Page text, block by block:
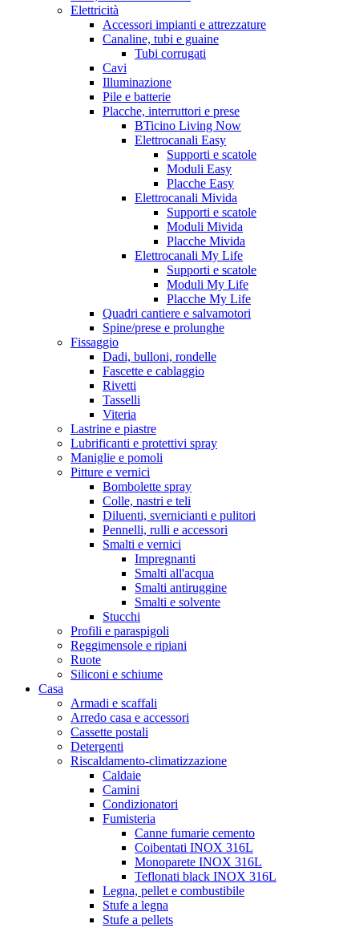
Elettricità
Accessori impianti e attrezzature
Canaline, tubi e guaine
Tubi corrugati
Cavi
Illuminazione
Pile e batterie
Placche, interruttori e prese
BTicino Living Now
Elettrocanali Easy
Supporti e scatole
Moduli Easy
Placche Easy
Elettrocanali Mivida
Supporti e scatole
Moduli Mivida
Placche Mivida
Elettrocanali My Life
Supporti e scatole
Moduli My Life
Placche My Life
Quadri cantiere e salvamotori
Spine/prese e prolunghe
Fissaggio
Dadi, bulloni, rondelle
Fascette e cablaggio
Rivetti
Tasselli
Viteria
Lastrine e piastre
Lubrificanti e protettivi spray
Maniglie e pomoli
Pitture e vernici
Bombolette spray
Colle, nastri e teli
Diluenti, svernicianti e pulitori
Pennelli, rulli e accessori
Smalti e vernici
Impregnanti
Smalti all'acqua
Smalti antiruggine
Smalti e solvente
Stucchi
Profili e paraspigoli
Reggimensole e ripiani
Ruote
Siliconi e schiume
Casa
Armadi e scaffali
Arredo casa e accessori
Cassette postali
Detergenti
Riscaldamento-climatizzazione
Caldaie
Camini
Condizionatori
Fumisteria
Canne fumarie cemento
Coibentati INOX 316L
Monoparete INOX 316L
Teflonati black INOX 316L
Legna, pellet e combustibile
Stufe a legna
Stufe a pellets